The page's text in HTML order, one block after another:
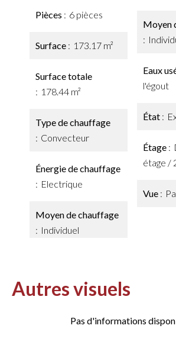
Pièces 6 pièces
Surface 173.17 m²
Surface totale
178.44 m²
Type de chauffage
Convecteur
Énergie de chauffage
Electrique
Moyen de chauffage
Individuel
Moyen
Eaux
l'égout
État
Étage
étage /
Vue
Autres visuels
Pas d'informations